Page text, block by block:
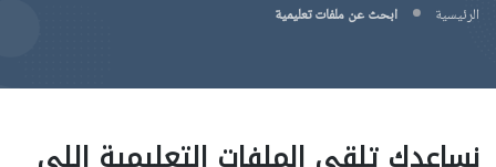
الرئيسية ابحث عن ملفات تعليمية